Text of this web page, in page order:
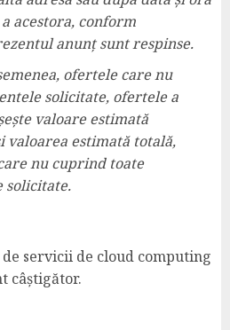
acestora, conform
anunț sunt respinse.
ofertele care nu
solicitate, ofertele a
valoare estimată
valoarea estimată totală,
nu cuprind toate
solicitate.
servicii de cloud computing
câștigător.